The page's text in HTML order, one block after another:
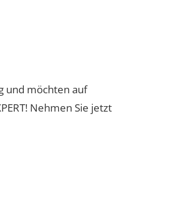
und möchten auf
Nehmen Sie jetzt